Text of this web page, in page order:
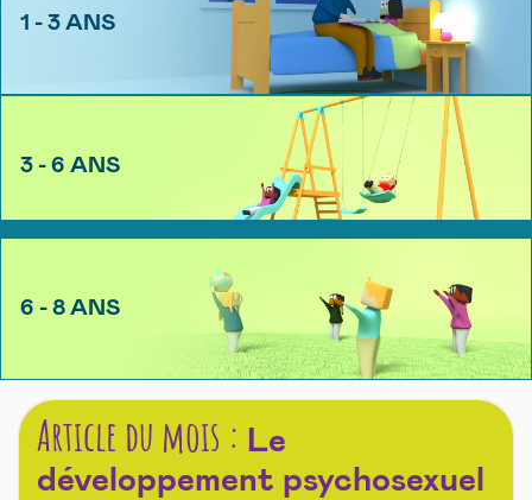
1 - 3 ANS
3 - 6 ANS
6 - 8 ANS
Article du mois : Le
développement psychosexuel